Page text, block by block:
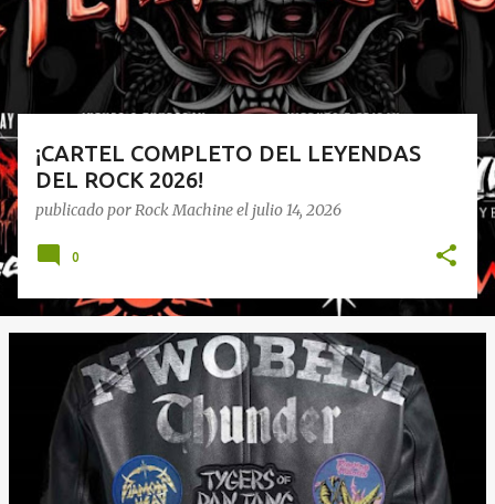
a
d
s
¡CARTEL COMPLETO DEL LEYENDAS
DEL ROCK 2026!
publicado porRock Machineel julio 14, 2026
0